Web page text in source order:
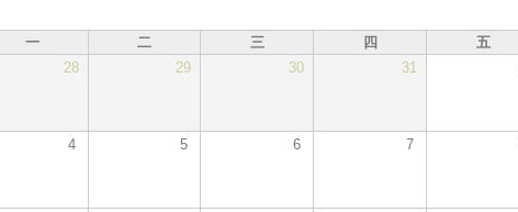
一 二 三 四 五
28 29 30 31
4 5 6 7